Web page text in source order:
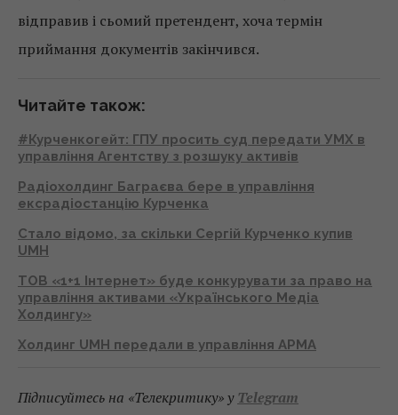
відправив і сьомий претендент, хоча термін
приймання документів закінчився.
Читайте також:
#Курченкогейт: ГПУ просить суд передати УМХ в
управління Агентству з розшуку активів
Радіохолдинг Баграєва бере в управління
ексрадіостанцію Курченка
Стало відомо, за скільки Сергій Курченко купив
UMH
ТОВ «1+1 Інтернет» буде конкурувати за право на
управління активами «Українського Медіа
Холдингу»
Холдинг UMH передали в управління АРМА
Підписуйтесь на «Телекритику» у Telegram